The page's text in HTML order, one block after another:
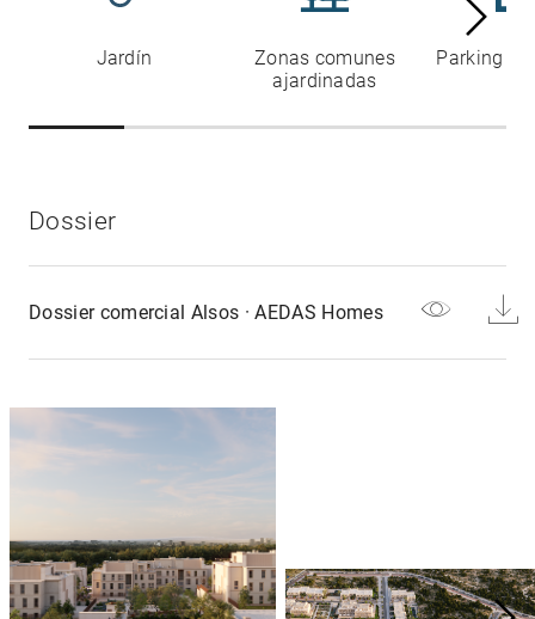
Jardín
Zonas comunes
ajardinadas
Parking
Dossier
Dossier comercial Alsos · AEDAS Homes